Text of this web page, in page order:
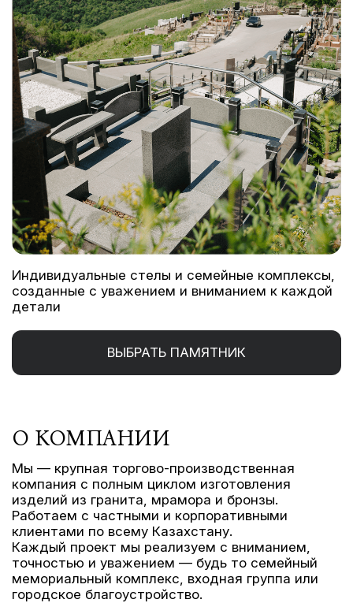
Индивидуальные стелы и семейные комплексы,
созданные с уважением и вниманием к каждой
детали
ВЫБРАТЬ ПАМЯТНИК
О КОМПАНИИ
Мы — крупная торгово-производственная
компания с полным циклом изготовления
изделий из гранита, мрамора и бронзы.
Работаем с частными и корпоративными
клиентами по всему Казахстану.
Каждый проект мы реализуем с вниманием,
точностью и уважением — будь то семейный
мемориальный комплекс, входная группа или
городское благоустройство.